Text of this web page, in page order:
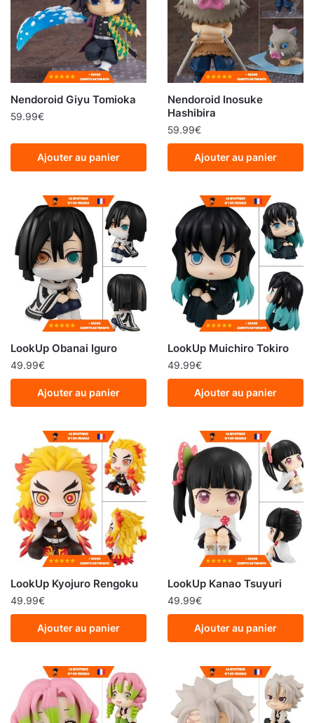
Nendoroid Giyu Tomioka
59.99€
Ajouter au panier
Nendoroid Inosuke
Hashibira
59.99€
Ajouter au panier
LookUp Obanai Iguro
49.99€
Ajouter au panier
LookUp Muichiro Tokiro
49.99€
Ajouter au panier
LookUp Kyojuro Rengoku
49.99€
Ajouter au panier
LookUp Kanao Tsuyuri
49.99€
Ajouter au panier